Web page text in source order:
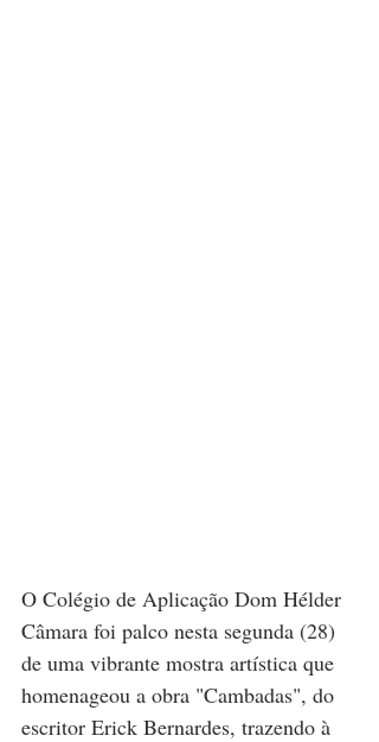
O Colégio de Aplicação Dom Hélder
Câmara foi palco nesta segunda (28)
de uma vibrante mostra artística que
homenageou a obra "Cambadas", do
escritor Erick Bernardes, trazendo à